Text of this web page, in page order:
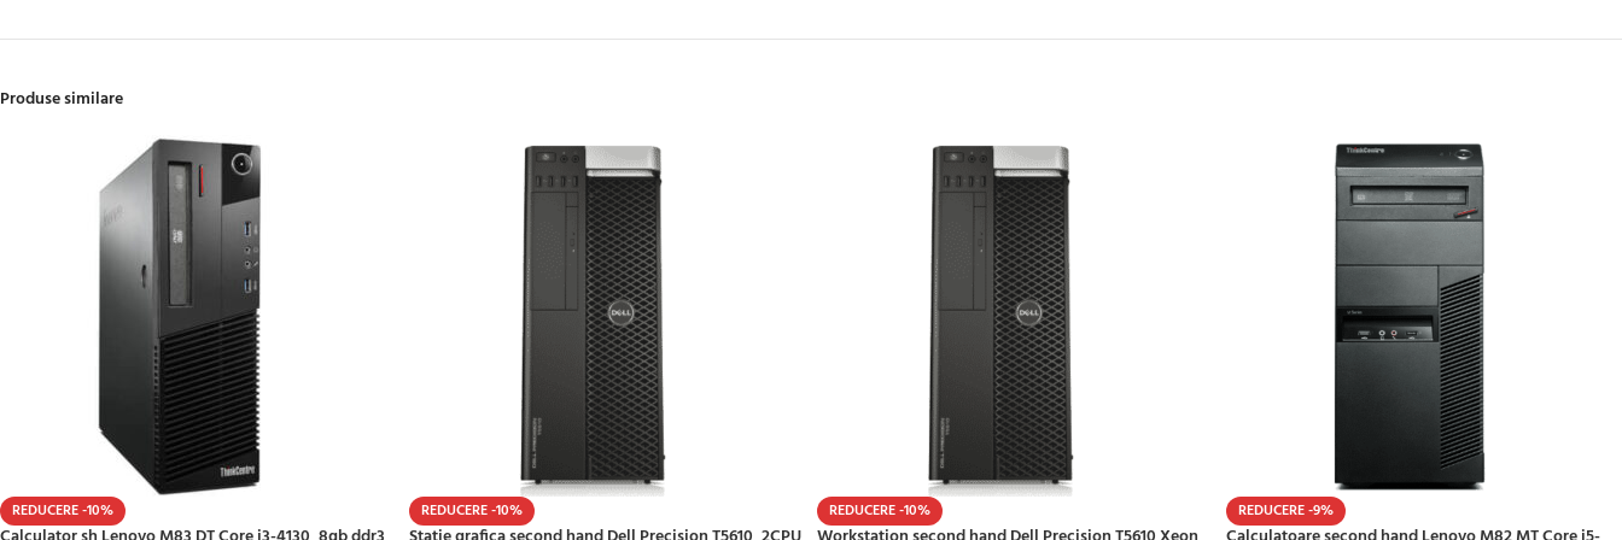
Produse similare
REDUCERE -10% REDUCERE -10% REDUCERE -10% REDUCERE -9%